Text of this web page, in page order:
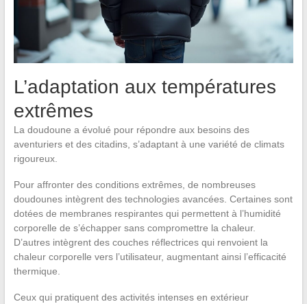
L’adaptation aux températures
extrêmes
La doudoune a évolué pour répondre aux besoins des
aventuriers et des citadins, s’adaptant à une variété de climats
rigoureux.
Pour affronter des conditions extrêmes, de nombreuses
doudounes intègrent des technologies avancées. Certaines sont
dotées de membranes respirantes qui permettent à l’humidité
corporelle de s’échapper sans compromettre la chaleur.
D’autres intègrent des couches réflectrices qui renvoient la
chaleur corporelle vers l’utilisateur, augmentant ainsi l’efficacité
thermique.
Ceux qui pratiquent des activités intenses en extérieur